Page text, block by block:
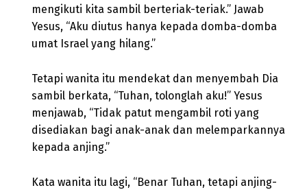
mengikuti kita sambil berteriak-teriak.” Jawab
Yesus, “Aku diutus hanya kepada domba-domba
umat Israel yang hilang.”
Tetapi wanita itu mendekat dan menyembah Dia
sambil berkata, “Tuhan, tolonglah aku!” Yesus
menjawab, “Tidak patut mengambil roti yang
disediakan bagi anak-anak dan melemparkannya
kepada anjing.”
Kata wanita itu lagi, “Benar Tuhan, tetapi anjing-